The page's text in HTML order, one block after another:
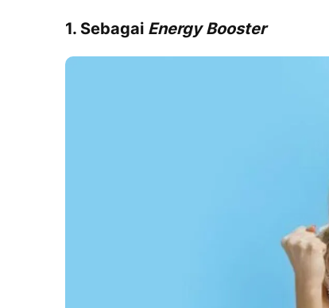
1. Sebagai Energy Booster